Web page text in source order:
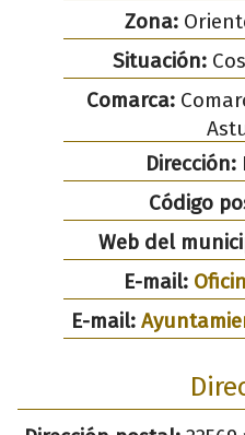
Zona:
Situación:
Comarca:
Dirección:
Código
Web del
E-mail:
E-mail: